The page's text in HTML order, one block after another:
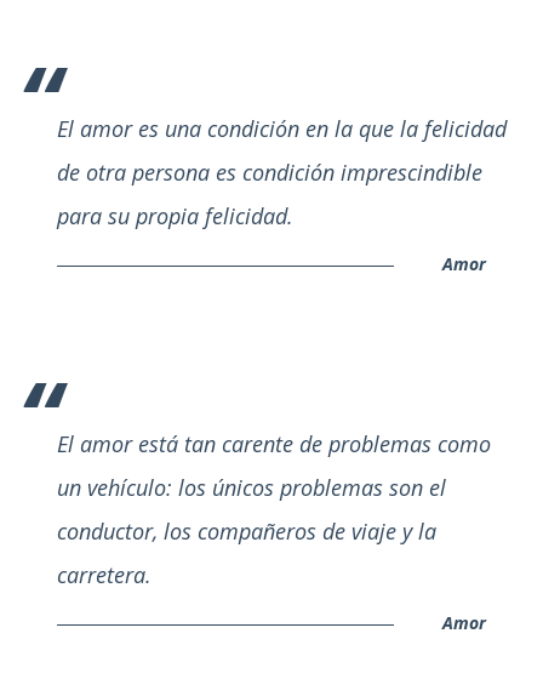
El amor es una condición en la que la felicidad
de otra persona es condición imprescindible
para su propia felicidad.
Amor
El amor está tan carente de problemas como
un vehículo: los únicos problemas son el
conductor, los compañeros de viaje y la
carretera.
Amor